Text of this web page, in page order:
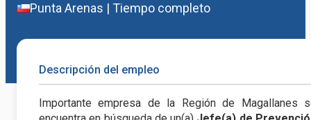
Punta Arenas | Tiempo completo
Descripción del empleo
Importante empresa de la Región de Magallanes